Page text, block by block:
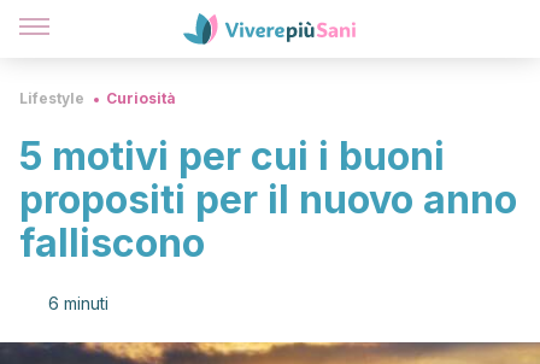
Lifestyle Curiosità
5 motivi per cui i buoni
propositi per il nuovo anno
falliscono
6 minuti